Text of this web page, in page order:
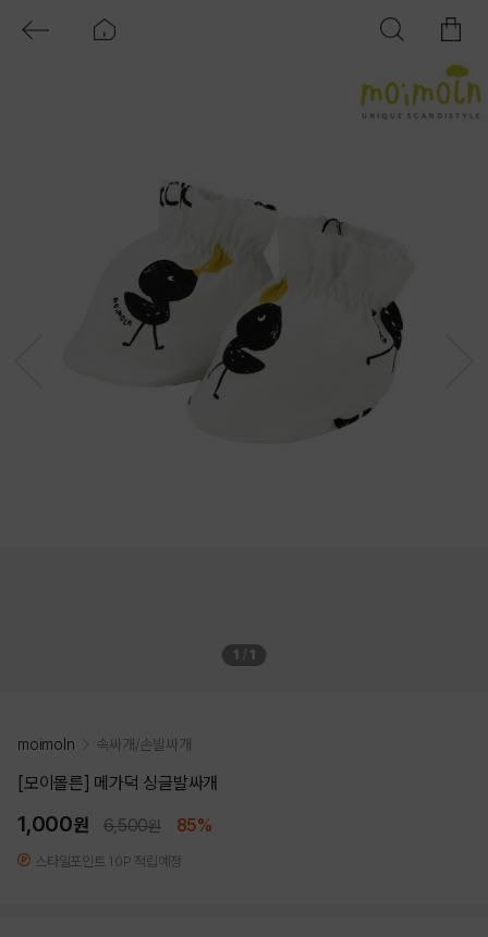
1 1
moimoln 속싸개/손발싸개
[모이몰른] 메가덕 싱글발싸개
1,000원 6,500원 85%
스타일포인트 10P 적립예정